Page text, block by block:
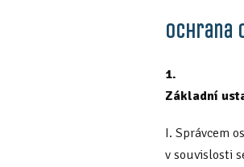
Ochrana
1.
Základní
I. Správcem
v souvislosti